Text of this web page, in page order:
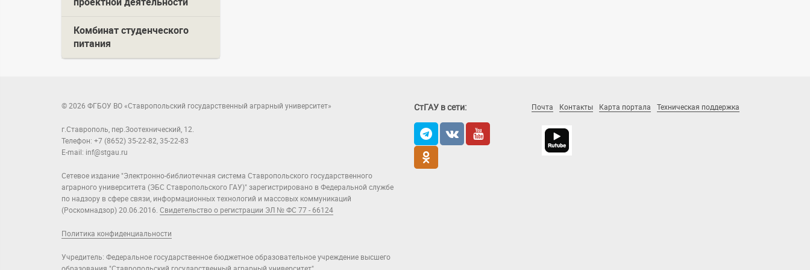
Комбинат студенческого
питания
© 2026 ФГБОУ ВО «Ставропольский государственный аграрный университет»
г.Ставрополь, пер.Зоотехнический, 12.
Телефон: +7 (8652) 35-22-82, 35-22-83
E-mail: inf@stgau.ru
Сетевое издание "Электронно-библиотечная система Ставропольского государственного
аграрного университета (ЭБС Ставропольского ГАУ)" зарегистрировано в Федеральной службе
по надзору в сфере связи, информационных технологий и массовых коммуникаций
(Роскомнадзор) 20.06.2016. Свидетельство о регистрации ЭЛ № ФС 77 - 66124
Политика конфиденциальности
Учредитель: Федеральное государственное бюджетное образовательное учреждение высшего
СтГАУ в сети: Почта Контакты Карта портала Техническая поддержка